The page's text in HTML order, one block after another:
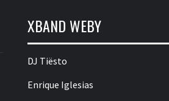
XBAND WEBY
DJ Tiësto
Enrique Iglesias